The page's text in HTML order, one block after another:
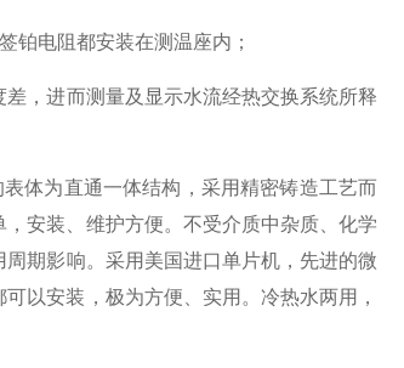
铂电阻都安装在测温座内；
，进而测量及显示水流经热交换系统所释
体为直通一体结构，采用精密铸造工艺而
安装、维护方便。不受介质中杂质、化学
周期影响。采用美国进口单片机，先进的微
以安装，极为方便、实用。冷热水两用，